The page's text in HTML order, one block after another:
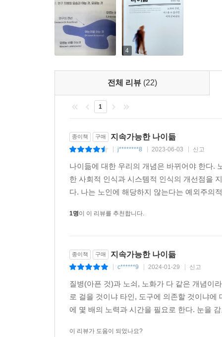
알라딘 ‘돌*’
4
전체 리뷰 (22)
1
종이책 구매 지속가능한 나이듦
j********8 2023-06-03 신고
나이듦에 대한 우리의 개념은 바뀌어야 한다.
한 사회적 인식과 시스템적 인식의 개선점을
다. 나는 노인에 해당하지 않는다는 예외주의
1명이 이 리뷰를 추천합니다.
종이책 구매 지속가능한 나이듦
c******9 2024-01-29 신고
질병(아픈 것)과 노쇠, 노화가 다 같은 개념이
로 걸을 것이냐 타인, 도구에 의존할 것이냐
에 몇 배의 노력과 시간을 필요로 한다. 눈을
이 리뷰가 도움이 되었나요?